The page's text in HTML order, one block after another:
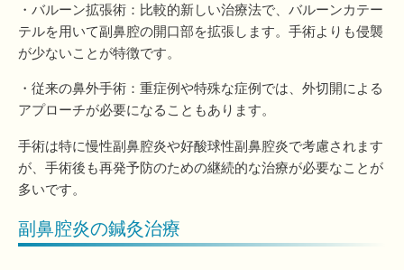
・バルーン拡張術：比較的新しい治療法で、バルーンカテー
テルを用いて副鼻腔の開口部を拡張します。手術よりも侵襲
が少ないことが特徴です。
・従来の鼻外手術：重症例や特殊な症例では、外切開による
アプローチが必要になることもあります。
手術は特に慢性副鼻腔炎や好酸球性副鼻腔炎で考慮されます
が、手術後も再発予防のための継続的な治療が必要なことが
多いです。
副鼻腔炎の鍼灸治療